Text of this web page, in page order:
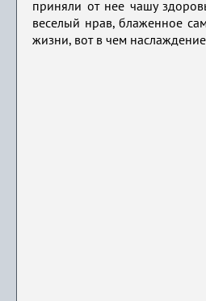
приняли от нее чашу
веселый нрав, блаженное
жизни, вот в чем